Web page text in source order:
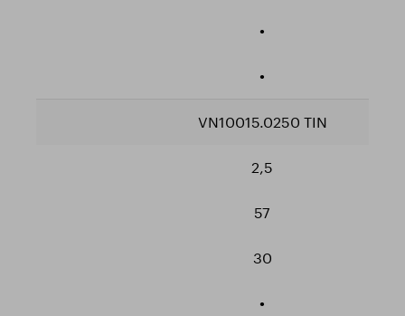
•
•
VN10015.0250 TIN
2,5
57
30
•